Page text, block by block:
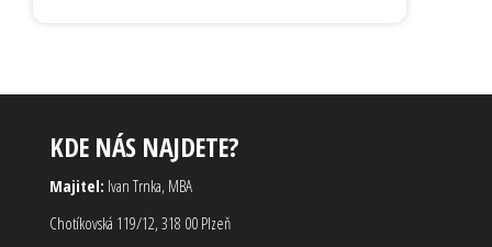
KDE NÁS NAJDETE?
Majitel: Ivan Trnka, MBA
Chotíkovská 119/12, 318 00 Plzeň